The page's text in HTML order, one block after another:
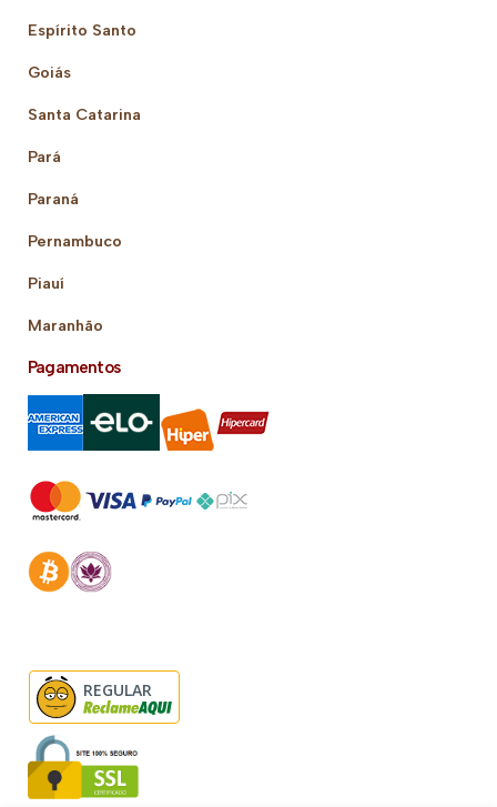
Espírito Santo
Goiás
Santa Catarina
Pará
Paraná
Pernambuco
Piauí
Maranhão
Pagamentos
REGULAR